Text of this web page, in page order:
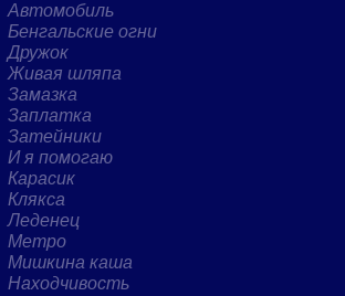
Автомобиль
Бенгальские огни
Дружок
Живая шляпа
Замазка
Заплатка
Затейники
И я помогаю
Карасик
Клякса
Леденец
Метро
Мишкина каша
Находчивость